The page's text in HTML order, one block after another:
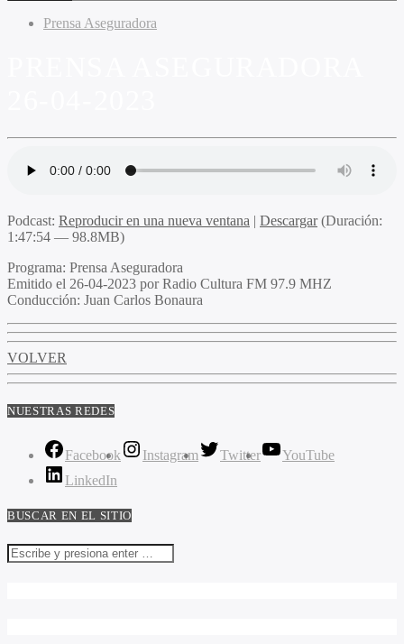
Prensa Aseguradora
Podcast: Reproducir en una nueva ventana | Descargar(Duración:
1:47:54 — 98.8MB)
Programa: Prensa Aseguradora
Emitido el 26-04-2023 por Radio Cultura FM 97.9 MHZ
Conducción: Juan Carlos Bonaura
VOLVER
NUESTRAS REDES
Facebook Instagram Twitter
YouTube
LinkedIn
BUSCAR EN EL SITIO